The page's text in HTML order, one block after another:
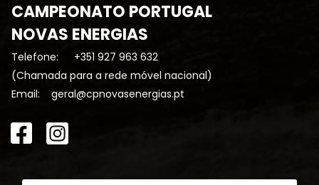
CAMPEONATO PORTUGAL
NOVAS ENERGIAS
Telefone:
+351 927 963 632
(Chamada para a rede móvel nacional)
Email: geral@cpnovasenergias.pt